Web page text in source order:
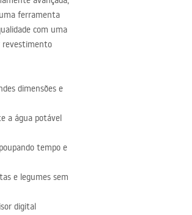
ferramenta
com uma
revestimento
dimensões e
a água potável
tempo e
e legumes sem
digital